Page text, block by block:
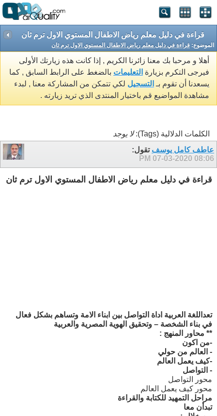
قراءة في دليل معلم رياض الاطفال المستوي الاول ترم ثان
الموضوع: قراءة في دليل معلم رياض الاطفال المستوي الاول ترم ثان
أهلا و مرحبا بك معنا زائرنا الكريم , إذا كانت هذه زيارتك الأولى
فيرجى التكرم بزيارة التعليمات بالضغط على الرابط السابق , كما
يسعدنا أن تقوم بـ التسجيل لكي تتمكن من المشاركة معنا , لبدء
مشاهدة المواضيع قم باختيار المنتدى الذي تريد زيارته .
الكلمات الدلالية (Tags):
لا يوجد
عاطف كامل يوسف تقول:
07-03-2020 08:06 PM
قراءة في دليل معلم رياض الاطفال المستوي الاول ترم ثان
تعداللغة العربية اداة التواصل بين ابناء الامة وتساهم بشكل فعال
في بناء الشخصة – وتحقيق الهوية المصرية والعربية
** محاور المنهج :
-من اكون
- العالم من حولي
-كيف يعمل العالم
- التواصل
محور التواصل
محور كيف يعمل العالم
مراحل التمهيد للكتابة والقراءة
تبدأن معا